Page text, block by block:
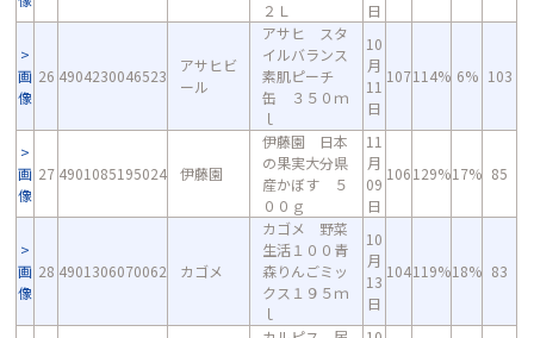
２Ｌ
日
画
像
26 4904230046523
アサヒビ
ール
アサヒ スタ
イルバランス
素肌ピーチ
缶 ３５０ｍ
ｌ
10
月
11
日
107114% 6% 103
画
像
27 4901085195024 伊藤園
伊藤園 日本
の果実大分県
産かぼす ５
００ｇ
11
月
09
日
106129%17% 85
画
像
28 4901306070062 カゴメ
カゴメ 野菜
生活１００青
森りんごミッ
クス１９５ｍ
ｌ
10
月
13
日
104119%18% 83